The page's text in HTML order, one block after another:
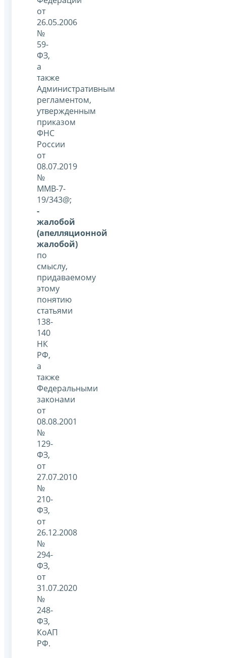
от
26.05.2006
№
59-
ФЗ,
а
также
Административным
регламентом,
утвержденным
приказом
ФНС
России
от
08.07.2019
№
ММВ-7-
19/343@;
-
жалобой
(апелляционной
жалобой)
по
смыслу,
придаваемому
этому
понятию
статьями
138-
140
НК
РФ,
а
также
Федеральными
законами
от
08.08.2001
№
129-
ФЗ,
от
27.07.2010
№
210-
ФЗ,
от
26.12.2008
№
294-
ФЗ,
от
31.07.2020
№
248-
ФЗ,
КоАП
РФ.